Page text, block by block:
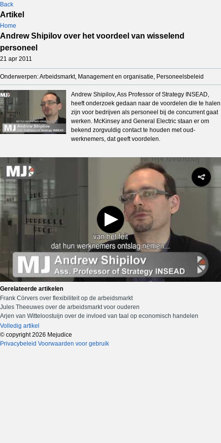
Back
Artikel
Home
Andrew Shipilov over het voordeel van wisselend
personeel
21 apr 2011
Onderwerpen: Arbeidsmarkt, Management en organisatie, Personeelsbeleid
Andrew Shipilov, Ass Professor of Strategy INSEAD,
heeft onderzoek gedaan naar de voordelen die te halen
zijn voor bedrijven als personeel bij de concurrent gaat
werken. McKinsey and General Electric staan er om
bekend zorgvuldig contact te houden met oud-
werknemers, dat geeft voordelen.
Gerelateerde artikelen
Frank Cörvers over flexibiliteit op de arbeidsmarkt
Jules Theeuwes over de arbeidsmarkt voor ouderen
Arjen van Witteloostuijn over de invloed van taal op economisch handelen
Volledig artikel
© copyright 2026 Mejudice
Privacybeleid Voorwaarden voor gebruik